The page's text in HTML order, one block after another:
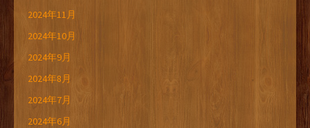
2024年11月
2024年10月
2024年9月
2024年8月
2024年7月
2024年6月